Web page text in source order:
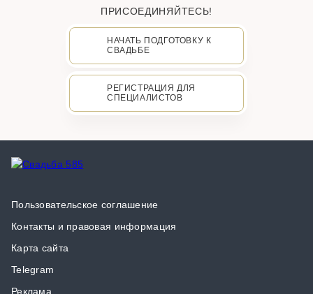
ПРИСОЕДИНЯЙТЕСЬ!
НАЧАТЬ ПОДГОТОВКУ К
СВАДЬБЕ
РЕГИСТРАЦИЯ ДЛЯ
СПЕЦИАЛИСТОВ
Пользовательское соглашение
Контакты и правовая информация
Карта сайта
Telegram
Реклама